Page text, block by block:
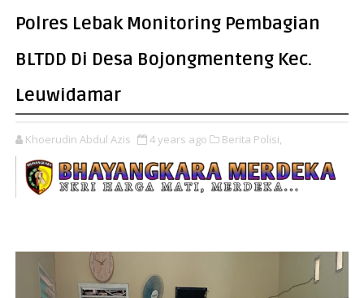
Polres Lebak Monitoring Pembagian
BLTDD Di Desa Bojongmenteng Kec.
Leuwidamar
Khoerudin Abdul Azis 4 years ago Berita Polisi,